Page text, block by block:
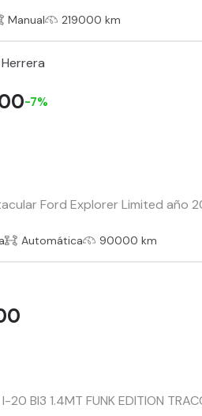
Manual 219000 km
Ford Explorer Limited año
-7%
Automática 90000 km
20 BI3 1.4MT FUNK EDITION